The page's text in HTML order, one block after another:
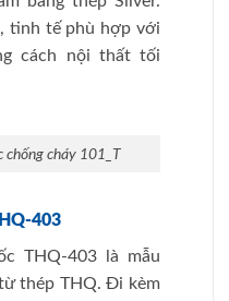
tinh tế phù hợp với
cách nội thất tối
chống cháy 101_T
403
THQ-403 là mẫu
thép THQ. Đi kèm